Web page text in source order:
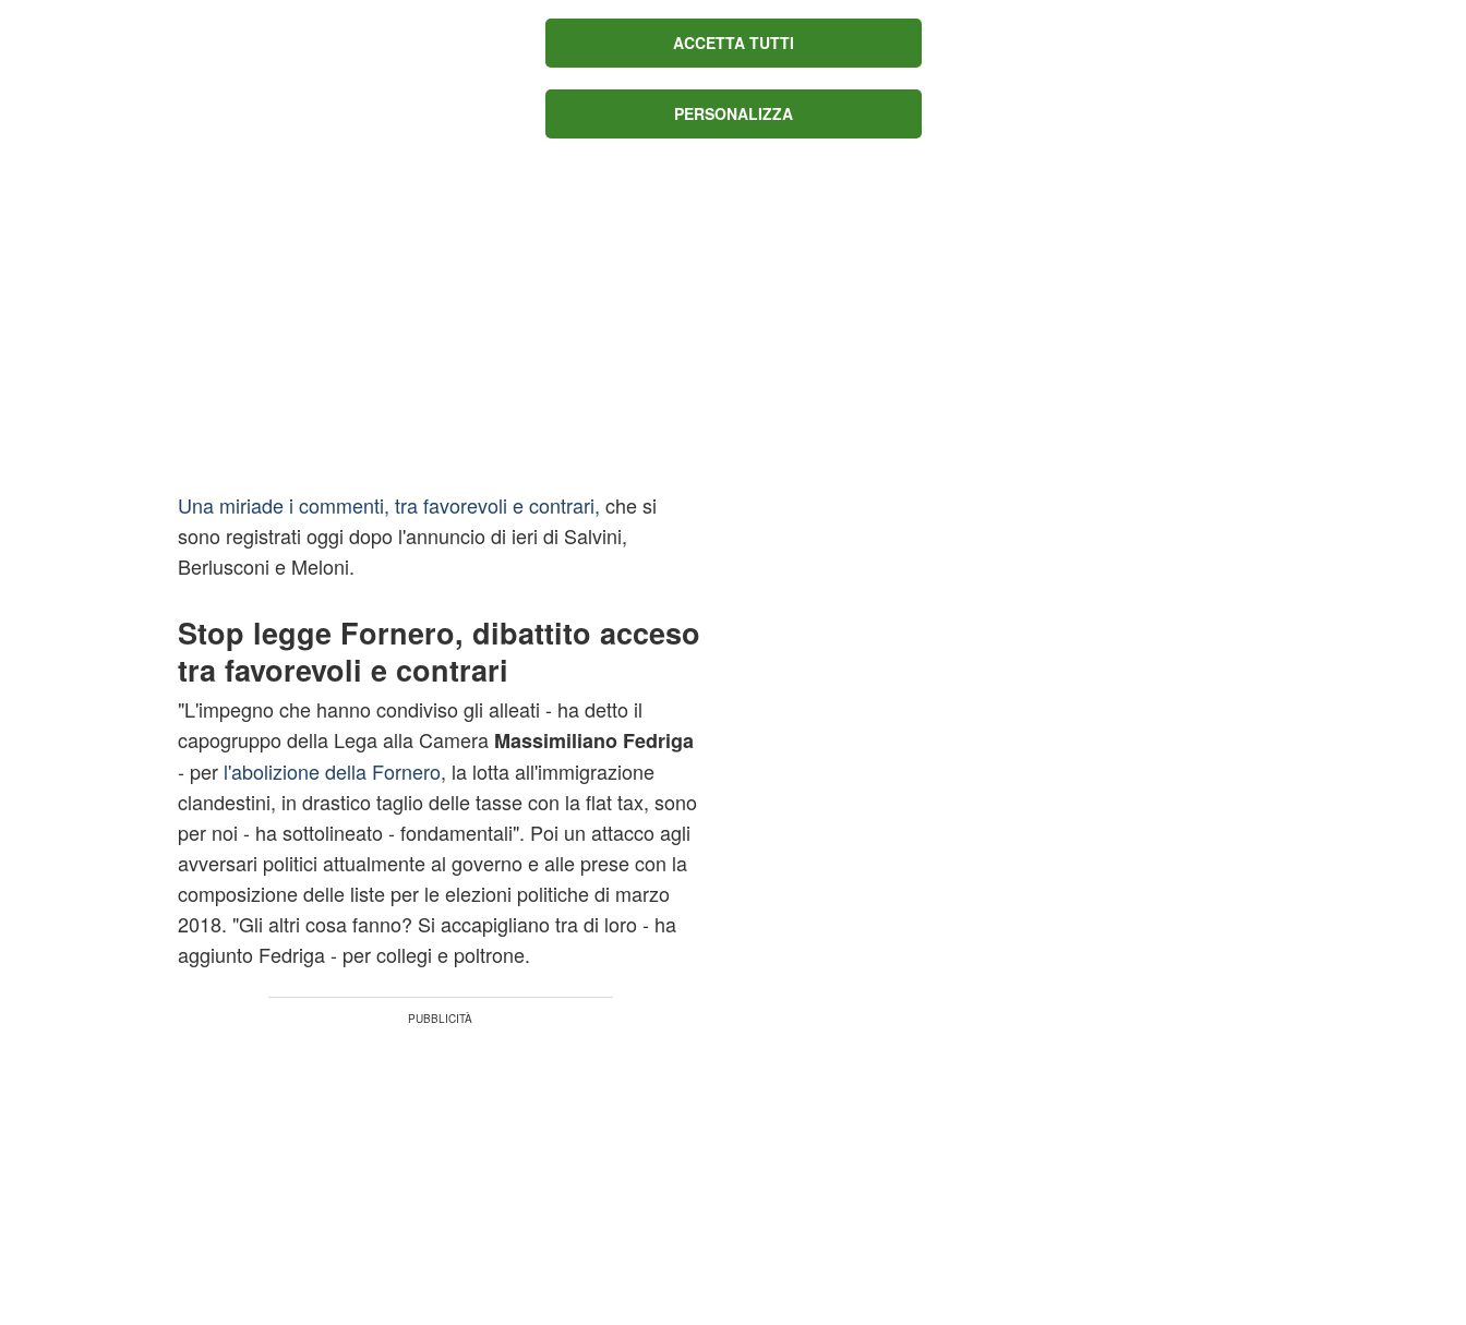
Renzi né il Governo Gentiloni hanno dato le risposte tanto
Una miriade i commenti, tra favorevoli e contrari, che si
sono registrati oggi dopo l'annuncio di ieri di Salvini,
Berlusconi e Meloni.
Stop legge Fornero, dibattito acceso
tra favorevoli e contrari
"L'impegno che hanno condiviso gli alleati - ha detto il
capogruppo della Lega alla Camera Massimiliano Fedriga
- perl'abolizione della Fornero, la lotta all'immigrazione
clandestini, in drastico taglio delle tasse con la flat tax, sono
per noi - ha sottolineato - fondamentali". Poi un attacco agli
avversari politici attualmente al governo e alle prese con la
composizione delle liste per le elezioni politiche di marzo
2018. "Gli altri cosa fanno? Si accapigliano tra di loro - ha
aggiunto Fedriga - per collegi e poltrone.
ACCETTA TUTTI
PERSONALIZZA